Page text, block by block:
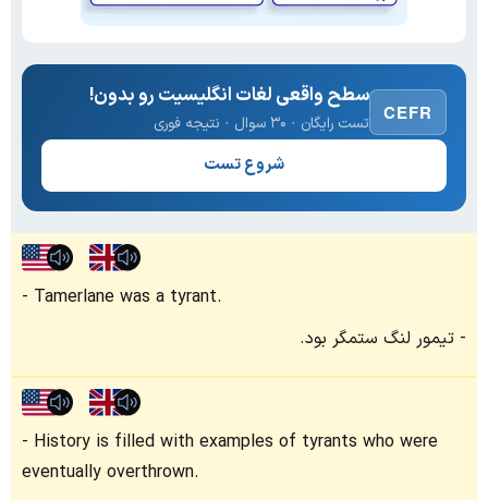
CEFR
سطح واقعی لغات انگلیسیت رو بدون!
تست رایگان · ۳۰ سوال · نتیجه فوری
شروع تست
Tamerlane was a tyrant.
تیمور لنگ ستمگر بود.
History is filled with examples of tyrants who were
eventually overthrown.